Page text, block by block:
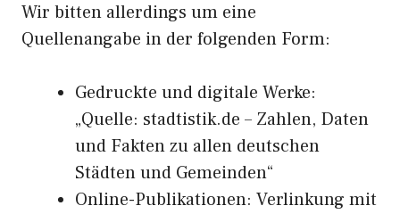
Wir bitten allerdings um eine
Quellenangabe in der folgenden Form:
Gedruckte und digitale Werke:
„Quelle: stadtistik.de – Zahlen, Daten
und Fakten zu allen deutschen
Städten und Gemeinden“
Online-Publikationen: Verlinkung mit